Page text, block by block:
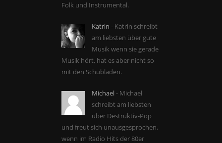
Folk und Instrumental.
Katrin - Katrin schreibt
am liebsten über gute
Musik wenn sie gerade
Musik hört, hat es aber nicht so
mit den Schubladen.
Michael- Michael
schreibt am liebsten
über Destruktiv-Pop
und freut sich unausgesprochen,
wenn im Radio Hits der 80er